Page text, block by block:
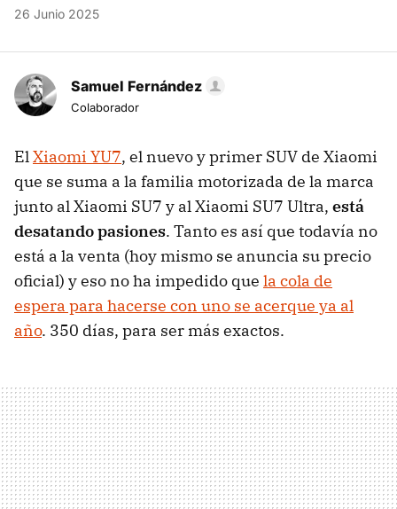
26 Junio 2025
Samuel Fernández
Colaborador
ElXiaomi YU7, el nuevo y primer SUV de Xiaomi
que se suma a la familia motorizada de la marca
junto al Xiaomi SU7 y al Xiaomi SU7 Ultra, está
desatando pasiones. Tanto es así que todavía no
está a la venta (hoy mismo se anuncia su precio
oficial) y eso no ha impedido que la cola de
espera para hacerse con uno se acerque ya al
año. 350 días, para ser más exactos.